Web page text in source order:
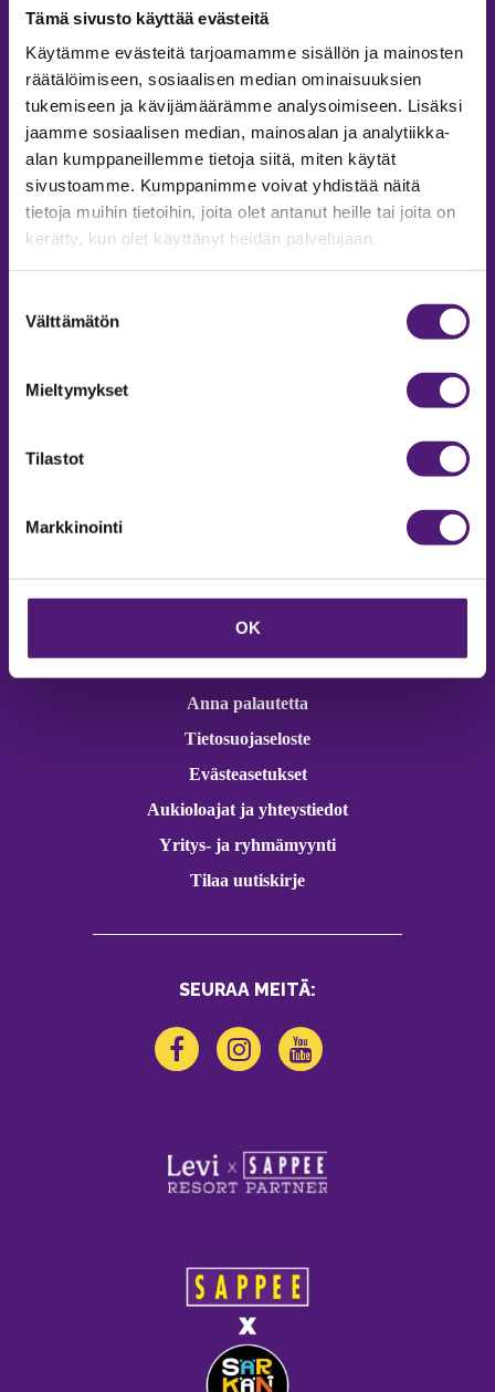
Tämä sivusto käyttää evästeitä
Käytämme evästeitä tarjoamamme sisällön ja mainosten
räätälöimiseen, sosiaalisen median ominaisuuksien
tukemiseen ja kävijämäärämme analysoimiseen. Lisäksi
jaamme sosiaalisen median, mainosalan ja analytiikka-
alan kumppaneillemme tietoja siitä, miten käytät
sivustoamme. Kumppanimme voivat yhdistää näitä
tietoja muihin tietoihin, joita olet antanut heille tai joita on
kerätty, kun olet käyttänyt heidän palvelujaan.
valinta
Välttämätön
Mieltymykset
Tilastot
Markkinointi
OK
MAJOITUS
Vastuullisuus
Ympäristöohjelma
Anna palautetta
Tietosuojaseloste
Evästeasetukset
Aukioloajat ja yhteystiedot
Yritys- ja ryhmämyynti
Tilaa uutiskirje
SEURAA MEITÄ: